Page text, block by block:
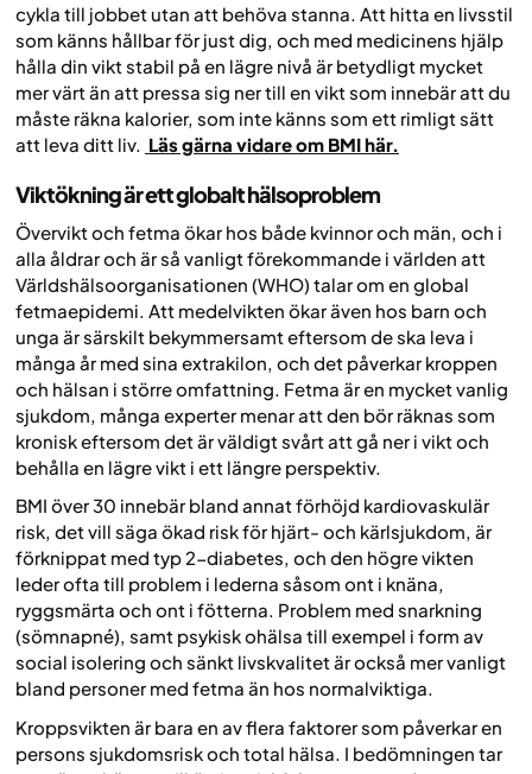
cykla till jobbet utan att behöva stanna. Att hitta en livsstil
som känns hållbar för just dig, och med medicinens hjälp
hålla din vikt stabil på en lägre nivå är betydligt mycket
mer värt än att pressa sig ner till en vikt som innebär att du
måste räkna kalorier, som inte känns som ett rimligt sätt
att leva ditt liv. Läs gärna vidare om BMI här.
Viktökning är ett globalt hälsoproblem
Övervikt och fetma ökar hos både kvinnor och män, och i
alla åldrar och är så vanligt förekommande i världen att
Världshälsoorganisationen (WHO) talar om en global
fetmaepidemi. Att medelvikten ökar även hos barn och
unga är särskilt bekymmersamt eftersom de ska leva i
många år med sina extrakilon, och det påverkar kroppen
och hälsan i större omfattning. Fetma är en mycket vanlig
sjukdom, många experter menar att den bör räknas som
kronisk eftersom det är väldigt svårt att gå ner i vikt och
behålla en lägre vikt i ett längre perspektiv.
BMI över 30 innebär bland annat förhöjd kardiovaskulär
risk, det vill säga ökad risk för hjärt- och kärlsjukdom, är
förknippat med typ 2-diabetes, och den högre vikten
leder ofta till problem i lederna såsom ont i knäna,
ryggsmärta och ont i fötterna. Problem med snarkning
(sömnapné), samt psykisk ohälsa till exempel i form av
social isolering och sänkt livskvalitet är också mer vanligt
bland personer med fetma än hos normalviktiga.
Kroppsvikten är bara en av flera faktorer som påverkar en
persons sjukdomsrisk och total hälsa. I bedömningen tar